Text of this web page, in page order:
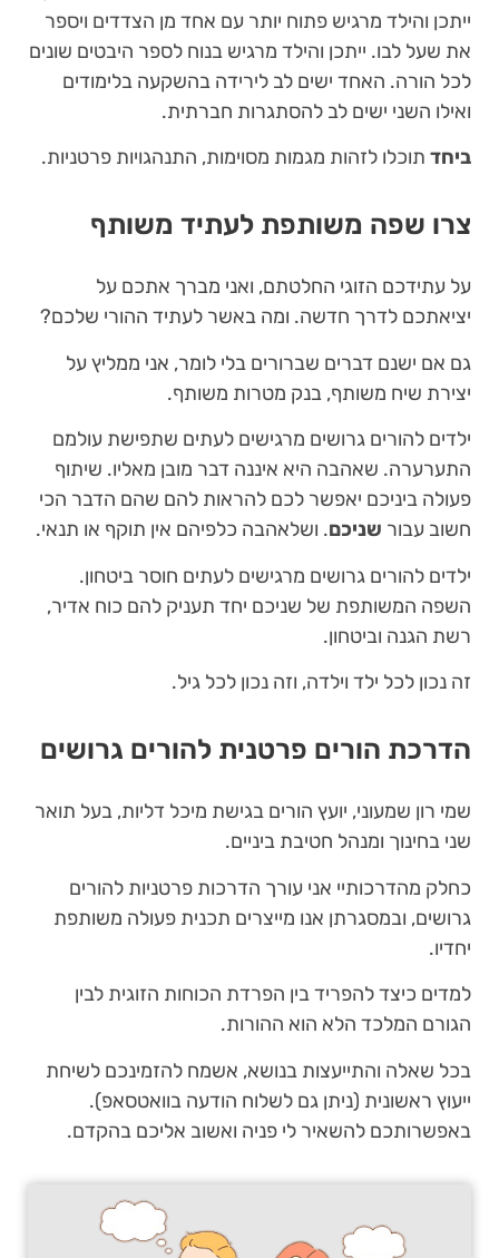
ייתכן והילד מרגיש פתוח יותר עם אחד מן הצדדים ויספר
את שעל לבו. ייתכן והילד מרגיש בנוח לספר היבטים שונים
לכל הורה. האחד ישים לב לירידה בהשקעה בלימודים
ואילו השני ישים לב להסתגרות חברתית.
ביחד תוכלו לזהות מגמות מסוימות, התנהגויות פרטניות.
צרו שפה משותפת לעתיד משותף
על עתידכם הזוגי החלטתם, ואני מברך אתכם על
יציאתכם לדרך חדשה. ומה באשר לעתיד ההורי שלכם?
גם אם ישנם דברים שברורים בלי לומר, אני ממליץ על
יצירת שיח משותף, בנק מטרות משותף.
ילדים להורים גרושים מרגישים לעתים שתפישת עולמם
התערערה. שאהבה היא איננה דבר מובן מאליו. שיתוף
פעולה ביניכם יאפשר לכם להראות להם שהם הדבר הכי
חשוב עבור שניכם. ושלאהבה כלפיהם אין תוקף או תנאי.
ילדים להורים גרושים מרגישים לעתים חוסר ביטחון.
השפה המשותפת של שניכם יחד תעניק להם כוח אדיר,
רשת הגנה וביטחון.
זה נכון לכל ילד וילדה, וזה נכון לכל גיל.
הדרכת הורים פרטנית להורים גרושים
שמי רון שמעוני, יועץ הורים בגישת מיכל דליות, בעל תואר
שני בחינוך ומנהל חטיבת ביניים.
כחלק מהדרכותיי אני עורך הדרכות פרטניות להורים
גרושים, ובמסגרתן אנו מייצרים תכנית פעולה משותפת
יחדיו.
למדים כיצד להפריד בין הפרדת הכוחות הזוגית לבין
הגורם המלכד הלא הוא ההורות.
בכל שאלה והתייעצות בנושא, אשמח להזמינכם לשיחת
ייעוץ ראשונית (ניתן גם לשלוח הודעה בוואטסאפ).
באפשרותכם להשאיר לי פניה ואשוב אליכם בהקדם.